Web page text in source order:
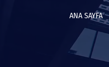
ANA SAYFA